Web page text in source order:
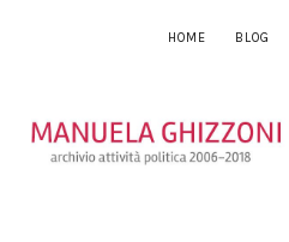
HOME BLOG